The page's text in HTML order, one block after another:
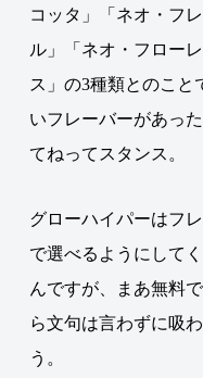
コッタ」「ネオ・フ
ル」「ネオ・フロー
ス」の3種類とのこと
いフレーバーがあっ
てねってスタンス。
グローハイパーはフ
で選べるようにして
んですが、まあ無料
ら文句は言わずに吸
う。